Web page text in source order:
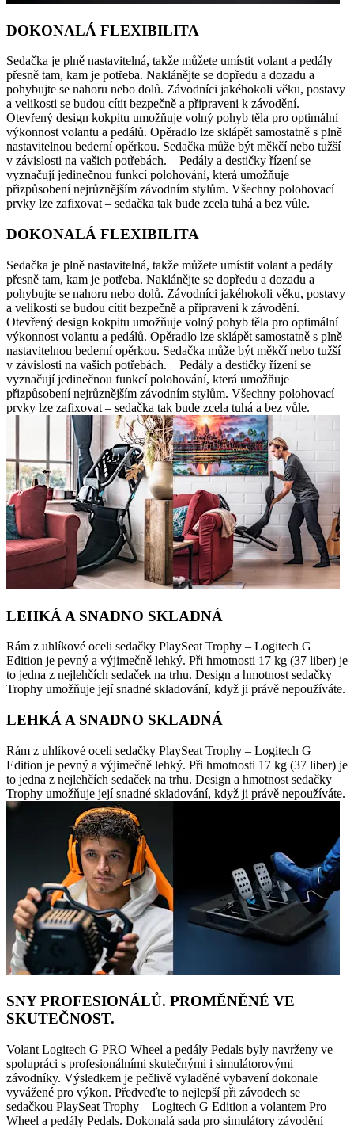
DOKONALÁ FLEXIBILITA
Sedačka je plně nastavitelná, takže můžete umístit volant a pedály
přesně tam, kam je potřeba. Naklánějte se dopředu a dozadu a
pohybujte se nahoru nebo dolů. Závodníci jakéhokoli věku, postavy
a velikosti se budou cítit bezpečně a připraveni k závodění.
Otevřený design kokpitu umožňuje volný pohyb těla pro optimální
výkonnost volantu a pedálů. Opěradlo lze sklápět samostatně s plně
nastavitelnou bederní opěrkou. Sedačka může být měkčí nebo tužší
v závislosti na vašich potřebách. Pedály a destičky řízení se
vyznačují jedinečnou funkcí polohování, která umožňuje
přizpůsobení nejrůznějším závodním stylům. Všechny polohovací
prvky lze zafixovat – sedačka tak bude zcela tuhá a bez vůle.
DOKONALÁ FLEXIBILITA
Sedačka je plně nastavitelná, takže můžete umístit volant a pedály
přesně tam, kam je potřeba. Naklánějte se dopředu a dozadu a
pohybujte se nahoru nebo dolů. Závodníci jakéhokoli věku, postavy
a velikosti se budou cítit bezpečně a připraveni k závodění.
Otevřený design kokpitu umožňuje volný pohyb těla pro optimální
výkonnost volantu a pedálů. Opěradlo lze sklápět samostatně s plně
nastavitelnou bederní opěrkou. Sedačka může být měkčí nebo tužší
v závislosti na vašich potřebách. Pedály a destičky řízení se
vyznačují jedinečnou funkcí polohování, která umožňuje
přizpůsobení nejrůznějším závodním stylům. Všechny polohovací
prvky lze zafixovat – sedačka tak bude zcela tuhá a bez vůle.
LEHKÁ A SNADNO SKLADNÁ
Rám z uhlíkové oceli sedačky PlaySeat Trophy – Logitech G
Edition je pevný a výjimečně lehký. Při hmotnosti 17 kg (37 liber) je
to jedna z nejlehčích sedaček na trhu. Design a hmotnost sedačky
Trophy umožňuje její snadné skladování, když ji právě nepoužíváte.
LEHKÁ A SNADNO SKLADNÁ
Rám z uhlíkové oceli sedačky PlaySeat Trophy – Logitech G
Edition je pevný a výjimečně lehký. Při hmotnosti 17 kg (37 liber) je
to jedna z nejlehčích sedaček na trhu. Design a hmotnost sedačky
Trophy umožňuje její snadné skladování, když ji právě nepoužíváte.
SNY PROFESIONÁLŮ. PROMĚNĚNÉ VE
SKUTEČNOST.
Volant Logitech G PRO Wheel a pedály Pedals byly navrženy ve
spolupráci s profesionálními skutečnými i simulátorovými
závodníky. Výsledkem je pečlivě vyladěné vybavení dokonale
vyvážené pro výkon. Předveďte to nejlepší při závodech se
sedačkou PlaySeat Trophy – Logitech G Edition a volantem Pro
Wheel a pedály Pedals. Dokonalá sada pro simulátory závodění